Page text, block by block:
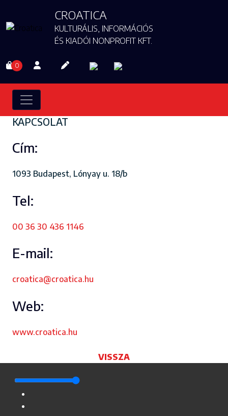
CROATICA
KULTURÁLIS, INFORMÁCIÓS
ÉS KIADÓI NONPROFIT KFT.
0
KAPCSOLAT
Cím:
1093 Budapest, Lónyay u. 18/b
Tel:
00 36 30 436 1146
E-mail:
croatica@croatica.hu
Web:
www.croatica.hu
VISSZA